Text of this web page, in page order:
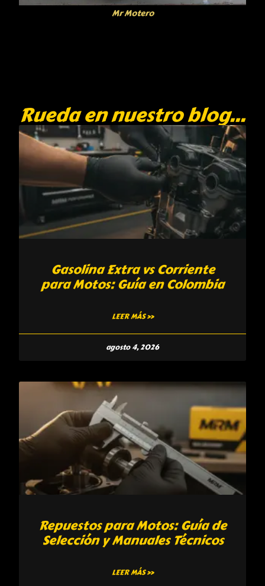
Mr Motero
Rueda en nuestro blog...
Gasolina Extra vs Corriente
para Motos: Guía en Colombia
LEER MÁS »
agosto 4, 2026
Repuestos para Motos: Guía de
Selección y Manuales Técnicos
LEER MÁS »